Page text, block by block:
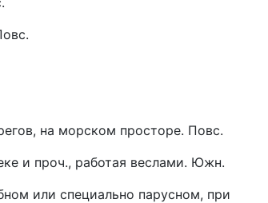
на морском просторе. Повс.
и проч., работая веслами. Южн.
или специально парусном, при